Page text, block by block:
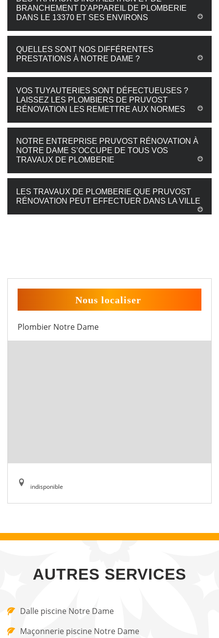
BRANCHEMENT D'APPAREIL DE PLOMBERIE
DANS LE 13370 ET SES ENVIRONS
QUELLES SONT NOS DIFFÉRENTES
PRESTATIONS À NOTRE DAME ?
VOS TUYAUTERIES SONT DÉFECTUEUSES ?
LAISSEZ LES PLOMBIERS DE PRUVOST
RÉNOVATION LES REMETTRE AUX NORMES
NOTRE ENTREPRISE PRUVOST RÉNOVATION À
NOTRE DAME S’OCCUPE DE TOUS VOS
TRAVAUX DE PLOMBERIE
LES TRAVAUX DE PLOMBERIE QUE PRUVOST
RÉNOVATION PEUT EFFECTUER DANS LA VILLE
Nous localiser
Plombier Notre Dame
indisponible
AUTRES SERVICES
Dalle piscine Notre Dame
Maçonnerie piscine Notre Dame